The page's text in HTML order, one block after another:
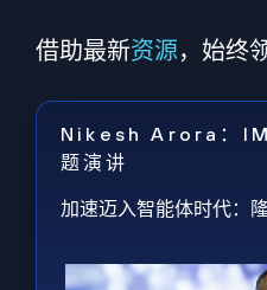
借助最新资源，始终
Nikesh Arora：
题演讲
加速迈入智能体时代：